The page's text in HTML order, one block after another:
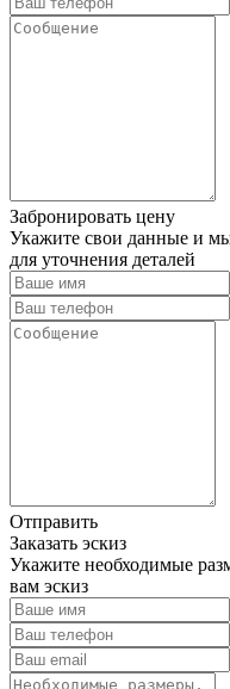
Забронировать цену
Укажите свои данные и
для уточнения деталей
Отправить
Заказать эскиз
Укажите необходимые
вам эскиз